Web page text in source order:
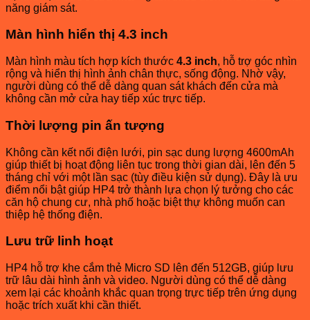
năng giám sát.
Màn hình hiển thị 4.3 inch
Màn hình màu tích hợp kích thước 4.3 inch, hỗ trợ góc nhìn
rộng và hiển thị hình ảnh chân thực, sống động. Nhờ vậy,
người dùng có thể dễ dàng quan sát khách đến cửa mà
không cần mở cửa hay tiếp xúc trực tiếp.
Thời lượng pin ấn tượng
Không cần kết nối điện lưới, pin sạc dung lượng 4600mAh
giúp thiết bị hoạt động liên tục trong thời gian dài, lên đến 5
tháng chỉ với một lần sạc (tùy điều kiện sử dụng). Đây là ưu
điểm nổi bật giúp HP4 trở thành lựa chọn lý tưởng cho các
căn hộ chung cư, nhà phố hoặc biệt thự không muốn can
thiệp hệ thống điện.
Lưu trữ linh hoạt
HP4 hỗ trợ khe cắm thẻ Micro SD lên đến 512GB, giúp lưu
trữ lâu dài hình ảnh và video. Người dùng có thể dễ dàng
xem lại các khoảnh khắc quan trọng trực tiếp trên ứng dụng
hoặc trích xuất khi cần thiết.